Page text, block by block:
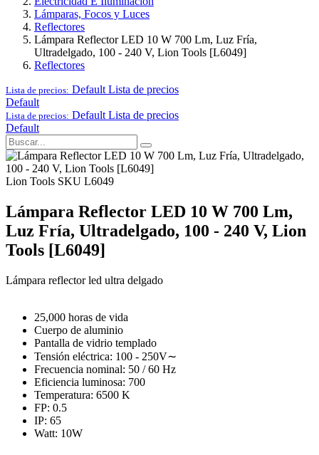
Lámparas, Focos y Luces
Reflectores
Lámpara Reflector LED 10 W 700 Lm, Luz Fría,
Ultradelgado, 100 - 240 V, Lion Tools [L6049]
Reflectores
Lista de precios: Default Lista de precios
Default
Lista de precios: Default Lista de precios
Default
Lion Tools SKU L6049
Lámpara Reflector LED 10 W 700 Lm,
Luz Fría, Ultradelgado, 100 - 240 V, Lion
Tools [L6049]
Lámpara reflector led ultra delgado
25,000 horas de vida
Cuerpo de aluminio
Pantalla de vidrio templado
Tensión eléctrica: 100 - 250V∼
Frecuencia nominal: 50 / 60 Hz
Eficiencia luminosa: 700
Temperatura: 6500 K
FP: 0.5
IP: 65
Watt: 10W